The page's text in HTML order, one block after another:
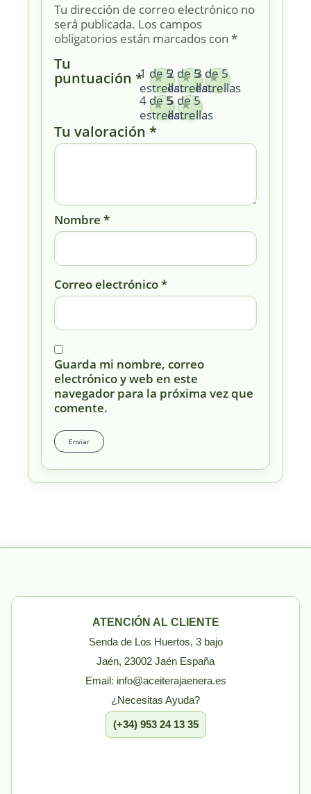
Tu dirección de correo electrónico no
será publicada. Los campos
obligatorios están marcados con *
Tu
puntuación *1 de 5
estrellas
2 de 5
estrellas
3 de 5
estrellas
4 de 5
estrellas
5 de 5
estrellas
Tu valoración *
Nombre *
Correo electrónico*
Guarda mi nombre, correo
electrónico y web en este
navegador para la próxima vez que
comente.
ATENCIÓN AL CLIENTE
Senda de Los Huertos, 3 bajo
Jaén, 23002 Jaén España
Email: info@aceiterajaenera.es
¿Necesitas Ayuda?
(+34) 953 24 13 35